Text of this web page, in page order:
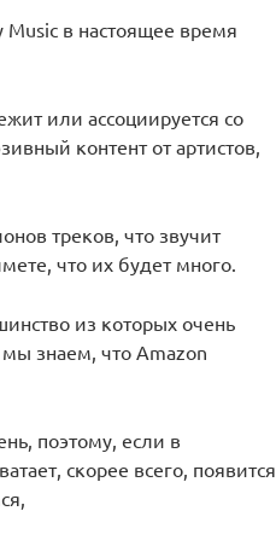
Music в настоящее время
или ассоциируется со
контент от артистов,
треков, что звучит
что их будет много.
из которых очень
знаем, что Amazon
поэтому, если в
скорее всего, появится